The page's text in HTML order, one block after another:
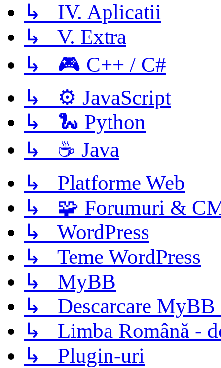
↳ IV. Aplicatii
↳ V. Extra
↳ 🎮 C++ / C#
↳ ⚙️ JavaScript
↳ 🐍 Python
↳ ☕ Java
↳ Platforme Web
↳ 🧩 Forumuri &
↳ WordPress
↳ Teme WordPress
↳ MyBB
↳ Descarcare MyBB
↳ Limba Română -
↳ Plugin-uri